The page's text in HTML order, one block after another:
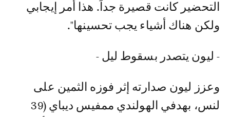
التحضير كانت قصيرة جداً. هذا أمر إيجابي
ولكن هناك أشياء يجب تحسينها".
- ليون يتصدر بسقوط ليل -
وعزز ليون صدارته إثر فوزه الثمين على
لنس، بهدفي الهولندي ممفيس ديباي (39